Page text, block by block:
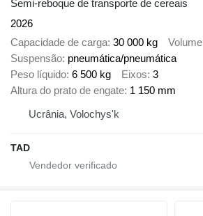
Semi-reboque de transporte de cereais
2026
Capacidade de carga 30 000 kg Volume
Suspensão pneumática/pneumática
Peso líquido 6 500 kg Eixos 3
Altura do prato de engate 1 150 mm
Ucrânia, Volochys'k
TAD